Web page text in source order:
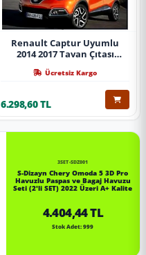
Renault Captur Uyumlu
2014 2017 Tavan Çıtası
Ücretsiz Kargo
6.298,60 TL
3SET-SDZ001
S-Dizayn Chery Omoda 5 3D Pro
Havuzlu Paspas ve Bagaj Havuzu
Seti (2'li SET) 2022 Üzeri A+ Kalite
4.404,44 TL
Stok Adet: 999